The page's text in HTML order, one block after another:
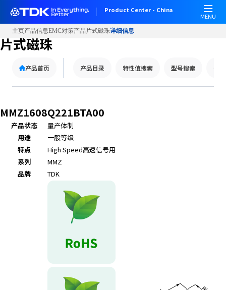
Product Center - China
MENU
主页产品信息EMC对策产品 片式磁珠详细信息
片式磁珠
产品首页 产品目录 特性值搜索 型号搜索
MMZ1608Q221BTA00
产品状态
量产体制
用途
一般等级
特点
High Speed高速信号用
系列
MMZ
品牌
TDK